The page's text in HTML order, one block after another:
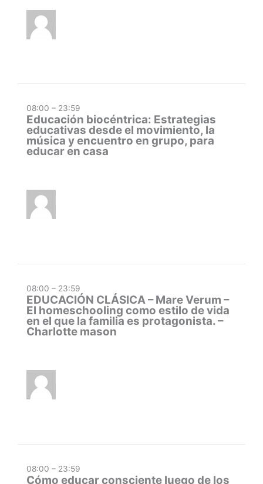
08:00 – 23:59
Educación biocéntrica: Estrategias
educativas desde el movimiento, la
música y encuentro en grupo, para
educar en casa
08:00 – 23:59
EDUCACIÓN CLÁSICA – Mare Verum –
El homeschooling como estilo de vida
en el que la familia es protagonista. –
Charlotte mason
08:00 – 23:59
Cómo educar consciente luego de los